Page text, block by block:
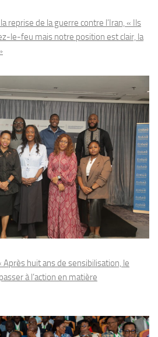
reprise de la guerre contre l’Iran, « Ils
le-feu mais notre position est clair, la
Après huit ans de sensibilisation, le
à l’action en matière